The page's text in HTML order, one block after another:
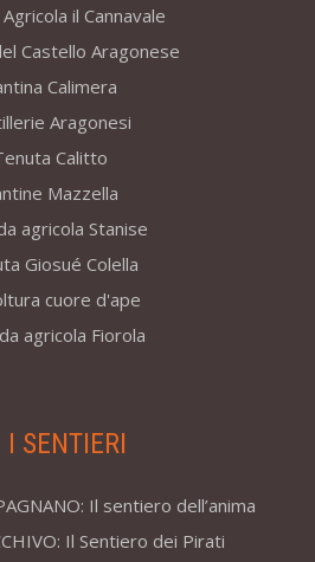
il Cannavale
Castello Aragonese
Calimera
Aragonesi
Calitto
Mazzella
agricola Stanise
Giosué Colella
cuore d'ape
agricola Fiorola
I SENTIERI
Il sentiero dell’anima
Il Sentiero dei Pirati